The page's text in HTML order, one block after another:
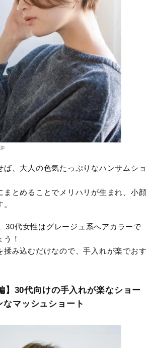
ば、大人の色気たっぷりなハンサムショ
まとめることでメリハリが生まれ、小顔
30代女性はグレージュ系へアカラーで
！
揉み込むだけなので、手入れが楽でおす
】30代向けの手入れが楽なショー
マッシュショート